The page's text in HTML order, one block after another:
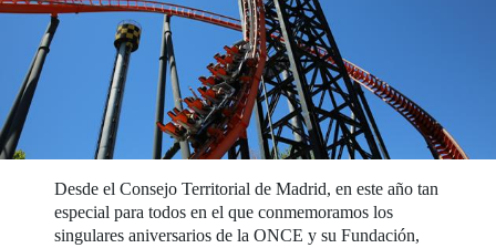
Desde el Consejo Territorial de Madrid, en este año tan
especial para todos en el que conmemoramos los
singulares aniversarios de la ONCE y su Fundación,